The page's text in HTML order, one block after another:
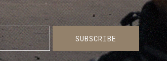
SUBSCRIBE